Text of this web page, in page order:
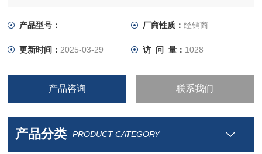
产品型号： 厂商性质： 经销商
更新时间： 2025-03-29 访 问 量： 1028
产品咨询 联系我们
产品分类 PRODUCT CATEGORY